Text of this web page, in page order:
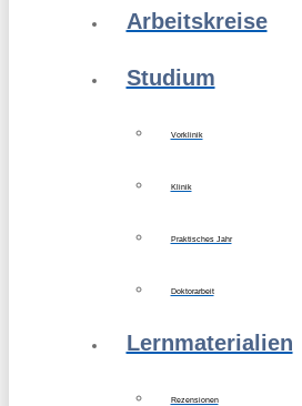
Arbeitskreise
Studium
Vorklinik
Klinik
Praktisches Jahr
Doktorarbeit
Lernmaterialien
Rezensionen